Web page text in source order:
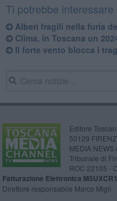
Ti potrebbe interessare
Alberi fragili nella furia
Clima, in Toscana un
Il forte vento blocca i
Editore
50129
MEDIA
Tribunale di
ROC 22105 -
Fatturazione Elettronica
Direttore responsabile Marco Migli